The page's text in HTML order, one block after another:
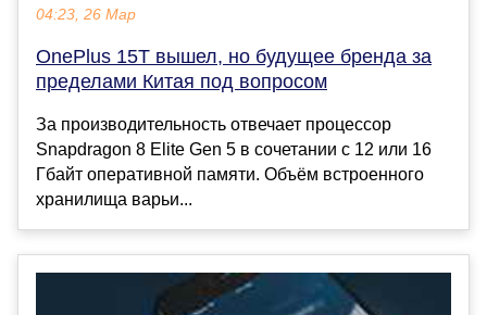
04:23, 26 Мар
OnePlus 15T вышел, но будущее бренда за
пределами Китая под вопросом
За производительность отвечает процессор
Snapdragon 8 Elite Gen 5 в сочетании с 12 или 16
Гбайт оперативной памяти. Объём встроенного
хранилища варьи...